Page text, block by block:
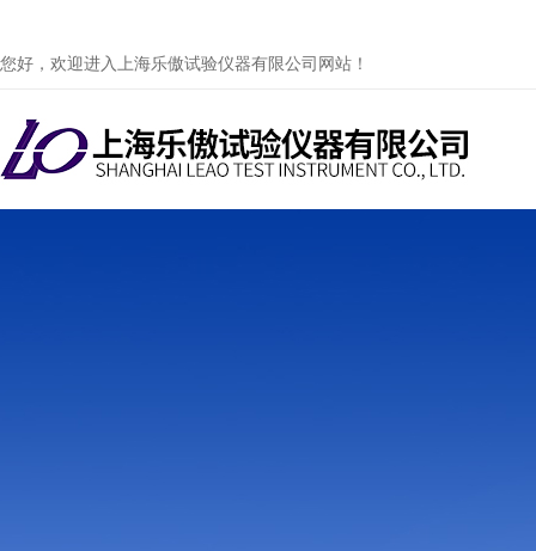
您好，欢迎进入上海乐傲试验仪器有限公司网站！